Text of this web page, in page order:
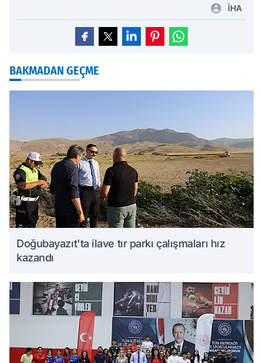
İHA
BAKMADAN GEÇME
Doğubayazıt'ta ilave tır parkı çalışmaları hız
kazandı